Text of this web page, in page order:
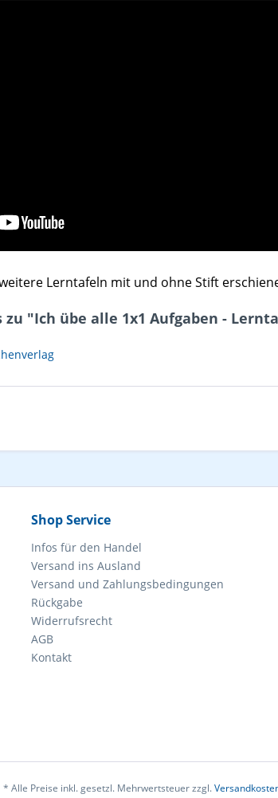
Lerntafeln mit und ohne Stift
"Ich übe alle 1x1 Aufgaben -
Shop Service
Infos für den Handel
Versand ins Ausland
Versand und Zahlungsbedingungen
Rückgabe
Widerrufsrecht
AGB
Kontakt
* Alle Preise inkl. gesetzl. Mehrwertsteuer zzgl.